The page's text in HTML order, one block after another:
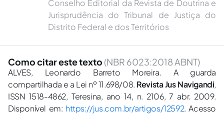
Conselho Editorial da Revista de Doutrina e
Jurisprudência do Tribunal de Justiça do
Distrito Federal e dos Territórios
Como citar este texto (NBR 6023:2018 ABNT)
ALVES, Leonardo Barreto Moreira. A guarda
compartilhada e a Lei nº 11.698/08. Revista Jus Navigandi,
ISSN 1518-4862, Teresina, ano 14, n. 2106, 7 abr. 2009.
Disponível em: https://jus.com.br/artigos/12592. Acesso